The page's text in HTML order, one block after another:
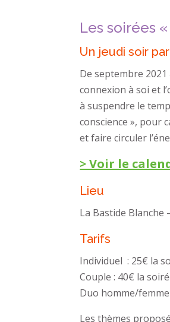
Les soirées
Un jeudi soir
De septembre
connexion à soi et
à suspendre le
conscience », pour
et faire circuler
> Voir le
Lieu
La Bastide Blanche
Tarifs
Individuel : 25€ la
Couple : 40€ la
Duo homme/
Les thèmes